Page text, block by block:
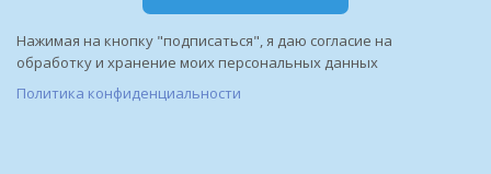
Нажимая на кнопку "подписаться", я даю согласие на
обработку и хранение моих персональных данных
Политика конфиденциальности